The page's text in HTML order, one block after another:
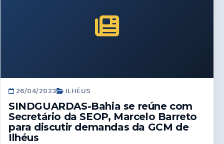
26/04/2023 ILHÉUS
SINDGUARDAS-Bahia se reúne com
Secretário da SEOP, Marcelo Barreto
para discutir demandas da GCM de
Ilhéus